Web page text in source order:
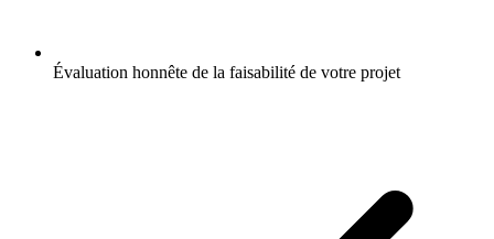
Évaluation honnête de la faisabilité de votre projet